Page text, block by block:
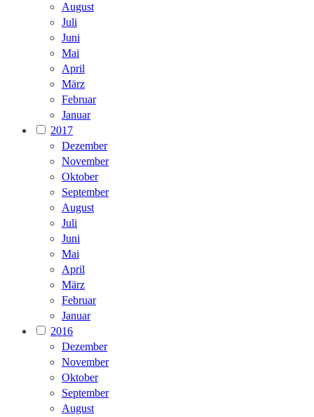
August
Juli
Juni
Mai
April
März
Februar
Januar
2017
Dezember
November
Oktober
September
August
Juli
Juni
Mai
April
März
Februar
Januar
2016
Dezember
November
Oktober
September
August